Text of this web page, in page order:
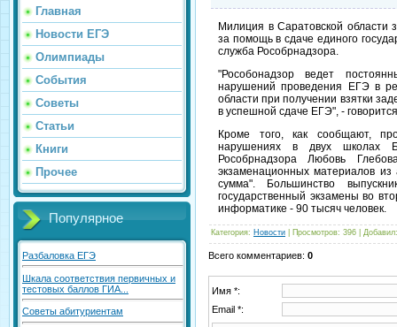
Главная
Новости ЕГЭ
Олимпиады
События
Советы
Статьи
Книги
Прочее
Популярное
Разбаловка ЕГЭ
Шкала соответствия первичных и
тестовых баллов ГИА...
Советы абитуриентам
Милиция в Саратовской области
за помощь в сдаче единого
служба Рособрнадзора.
"Рособонадзор ведет
нарушений проведения ЕГЭ в
области при получении взятки
в успешной сдаче ЕГЭ", -
Кроме того, как сообщают,
нарушениях в двух школах
Рособрнадзора Любовь
экзаменационных материалов
сумма". Большинство
государственный экзамены во
информатике - 90 тысяч человек.
Категория: Новости Просмотров: 396 | Добавил
Всего комментариев: 0
Имя *:
Email *: